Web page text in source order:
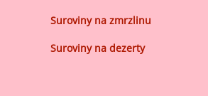
Suroviny na zmrzlinu
Suroviny na dezerty